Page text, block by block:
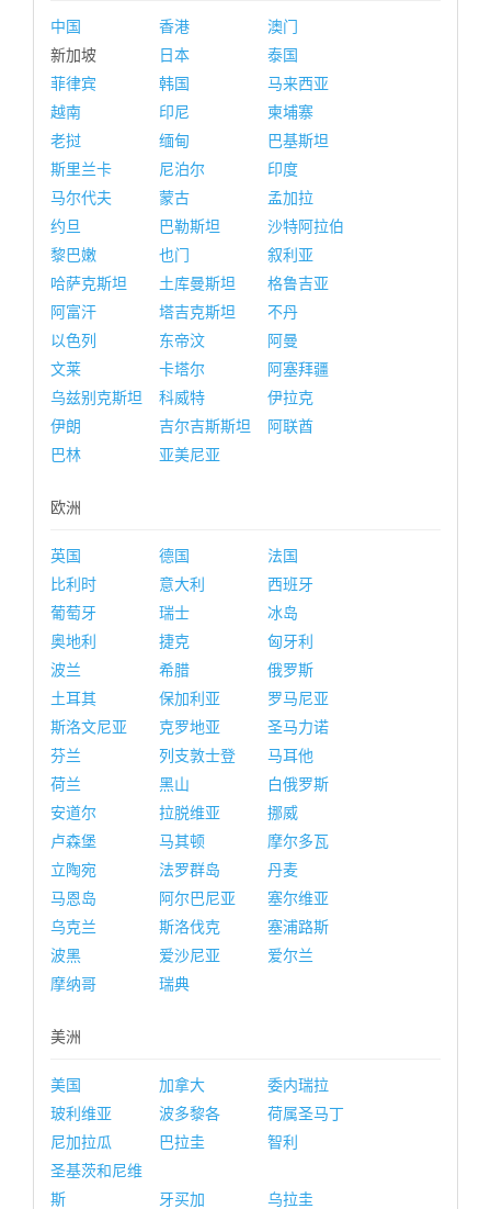
中国 香港
澳门
新加坡
日本
泰国
菲律宾
韩国
马来西亚
越南
印尼
柬埔寨
老挝
缅甸
巴基斯坦
斯里兰卡
尼泊尔
印度
马尔代夫
蒙古
孟加拉
约旦
巴勒斯坦
沙特阿拉伯
黎巴嫩
也门
叙利亚
哈萨克斯坦
土库曼斯坦
格鲁吉亚
阿富汗
塔吉克斯坦
不丹
以色列
东帝汶
阿曼
文莱
卡塔尔
阿塞拜疆
乌兹别克斯坦
科威特
伊拉克
伊朗
吉尔吉斯斯坦
阿联酋
巴林
亚美尼亚
欧洲
英国 德国
法国
比利时
意大利
西班牙
葡萄牙
瑞士
冰岛
奥地利
捷克
匈牙利
波兰
希腊
俄罗斯
土耳其
保加利亚
罗马尼亚
斯洛文尼亚
克罗地亚
圣马力诺
芬兰
列支敦士登
马耳他
荷兰
黑山
白俄罗斯
安道尔
拉脱维亚
挪威
卢森堡
马其顿
摩尔多瓦
立陶宛
法罗群岛
丹麦
马恩岛
阿尔巴尼亚
塞尔维亚
乌克兰
斯洛伐克
塞浦路斯
波黑
爱沙尼亚
爱尔兰
摩纳哥
瑞典
美洲
美国 加拿大
委内瑞拉
玻利维亚
波多黎各
荷属圣马丁
尼加拉瓜
巴拉圭
智利
圣基茨和尼维
斯
牙买加
乌拉圭